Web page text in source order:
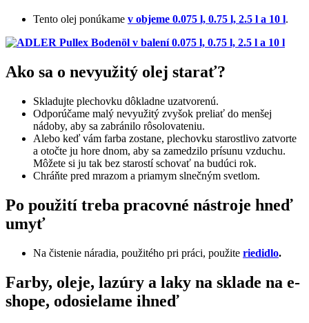
Tento olej ponúkame v objeme 0.075 l, 0.75 l, 2.5 l a 10 l.
Ako sa o nevyužitý olej starať?
Skladujte plechovku dôkladne uzatvorenú.
Odporúčame malý nevyužitý zvyšok preliať do menšej
nádoby, aby sa zabránilo rôsolovateniu.
Alebo keď vám farba zostane, plechovku starostlivo zatvorte
a otočte ju hore dnom, aby sa zamedzilo prísunu vzduchu.
Môžete si ju tak bez starostí schovať na budúci rok.
Chráňte pred mrazom a priamym slnečným svetlom.
Po použití treba pracovné nástroje hneď
umyť
Na čistenie náradia, použitého pri práci, použite riedidlo.
Farby, oleje, lazúry a laky na sklade na e-
shope, odosielame ihneď